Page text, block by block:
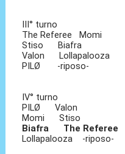
III° turno
The Referee Momi
Stiso Biafra
Valon Lollapalooza
PILØ -riposo-
IV° turno
PILØ Valon
Momi Stiso
Biafra The
Lollapalooza -riposo-